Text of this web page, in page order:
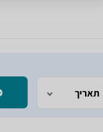
תאריך